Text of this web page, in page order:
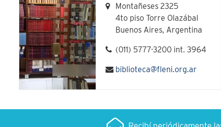
Montañeses 2325
4to piso Torre Olazábal
Buenos Aires, Argentina
(011) 5777-3200 int. 3964
biblioteca@fleni.org.ar